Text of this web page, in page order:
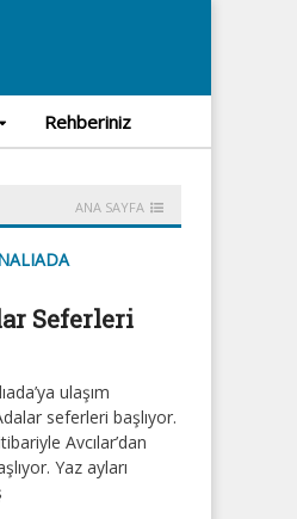
Rehberiniz
ANA SAYFA
Seferleri
ulaşım
seferleri başlıyor.
Avcılar’dan
Yaz ayları